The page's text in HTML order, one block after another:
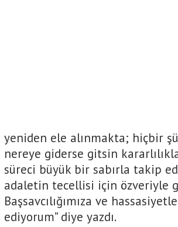
yeniden ele alınmakta; hiçbir
nereye giderse gitsin
süreci büyük bir sabırla takip
adaletin tecellisi için özveriyle
Başsavcılığımıza ve
ediyorum” diye yazdı.